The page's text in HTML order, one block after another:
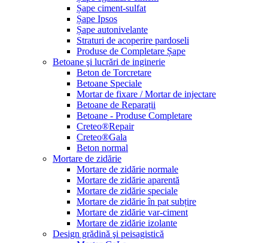
Șape ciment-sulfat
Șape Ipsos
Șape autonivelante
Straturi de acoperire pardoseli
Produse de Completare Șape
Betoane şi lucrări de inginerie
Beton de Torcretare
Betoane Speciale
Mortar de fixare / Mortar de injectare
Betoane de Reparații
Betoane - Produse Completare
Creteo®Repair
Creteo®Gala
Beton normal
Mortare de zidărie
Mortare de zidărie normale
Mortare de zidărie aparentă
Mortare de zidărie speciale
Mortare de zidărie în pat subțire
Mortare de zidărie var-ciment
Mortare de zidărie izolante
Design grădină şi peisagistică